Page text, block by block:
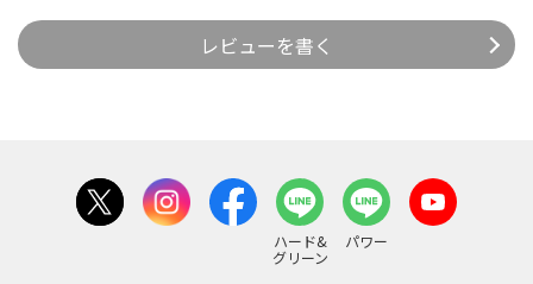
レビューを書く
ハード&
グリーン
パワー